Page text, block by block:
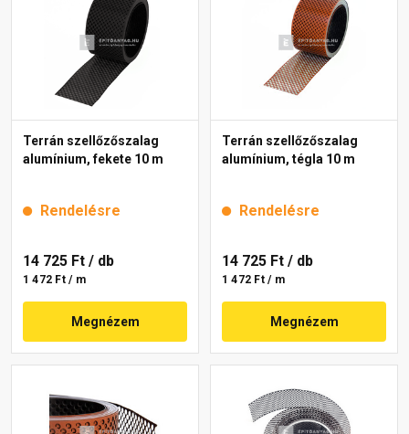
Terrán szellőzőszalag
alumínium, fekete 10 m
Rendelésre
14 725 Ft / db
1 472 Ft / m
Megnézem
Terrán szellőzőszalag
alumínium, tégla 10 m
Rendelésre
14 725 Ft / db
1 472 Ft / m
Megnézem